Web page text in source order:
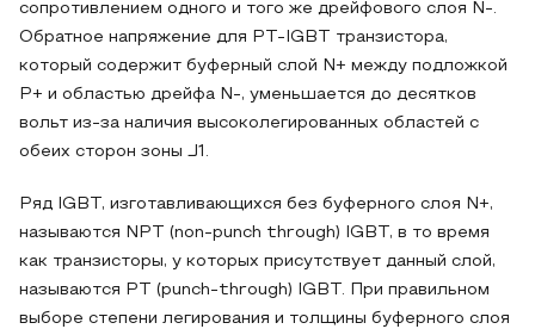
сопротивлением одного и того же дрейфового слоя N-.
Обратное напряжение для PT-IGBT транзистора,
который содержит буферный слой N+ между подложкой
P+ и областью дрейфа N-, уменьшается до десятков
вольт из-за наличия высоколегированных областей с
обеих сторон зоны J1.
Ряд IGBT, изготавливающихся без буферного слоя N+,
называются NPT (non-punch through) IGBT, в то время
как транзисторы, у которых присутствует данный слой,
называются PT (punch-through) IGBT. При правильном
выборе степени легирования и толщины буферного слоя